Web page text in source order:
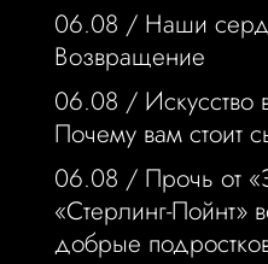
06.08 / Наши
Возвращение
06.08 / Искусство
Почему вам стоит
06.08 / Прочь от
«Стерлинг-Пойнт»
добрые